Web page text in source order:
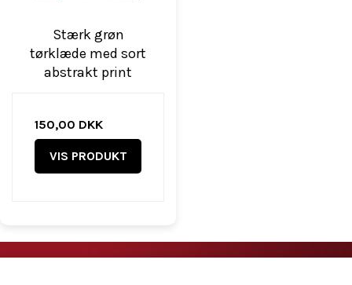
Stærk grøn
tørklæde med sort
abstrakt print
150,00 DKK
VIS PRODUKT